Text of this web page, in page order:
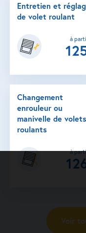
Entretien et
de volet roulant
à
Changement
enrouleur ou
manivelle de volets
roulants
à
Voir